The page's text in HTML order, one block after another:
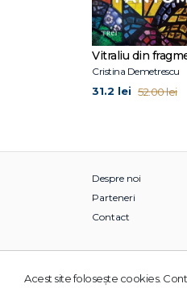
Cristina Demetrescu
31.2 lei 52.00 lei
Despre noi
Parteneri
Contact
© 2026 Grupul
Acest site foloseşte cookies.